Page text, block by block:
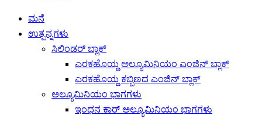
ಮನೆ
ಉತ್ಪನ್ನಗಳು
ಸಿಲಿಂಡರ್ ಬ್ಲಾಕ್
ಎರಕಹೊಯ್ದ ಅಲ್ಯೂಮಿನಿಯಂ ಎಂಜಿನ್ ಬ್ಲಾಕ್
ಎರಕಹೊಯ್ದ ಕಬ್ಬಿಣದ ಎಂಜಿನ್ ಬ್ಲಾಕ್
ಅಲ್ಯೂಮಿನಿಯಂ ಭಾಗಗಳು
ಇಂಧನ ಕಾರ್ ಅಲ್ಯೂಮಿನಿಯಂ ಭಾಗಗಳು